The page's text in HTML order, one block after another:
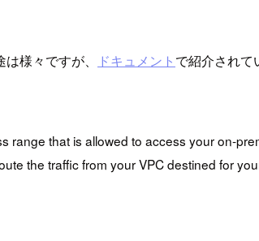
様々ですが、 ドキュメント で紹介されて
that is allowed to access your on-
the traffic from your VPC destined for